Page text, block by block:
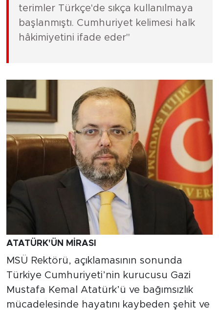
terimler Türkçe'de sıkça kullanılmaya
başlanmıştı. Cumhuriyet kelimesi halk
hâkimiyetini ifade eder"
ATATÜRK'ÜN MİRASI
MSÜ Rektörü, açıklamasının sonunda
Türkiye Cumhuriyeti’nin kurucusu Gazi
Mustafa Kemal Atatürk’ü ve bağımsızlık
mücadelesinde hayatını kaybeden şehit ve